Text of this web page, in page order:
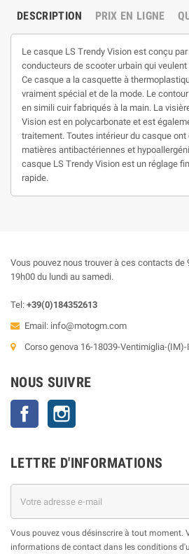
DESCRIPTION PRIX EN LIGNE
Le casque LS Trendy Vision est conçu
conducteurs de scooter urbain qui
Ce casque a la casquette à
vraiment spécial et de la mode. Le
en simili cuir fabriqués à la main. La
Vision est en polycarbonate et est
traitement. Toutes intérieur du casque
matières antibactériennes et
casque LS Trendy Vision est un réglage
rapide.
Vous pouvez nous trouver à ces contacts de
19h00 du lundi au samedi.
Tel: +39(0)184352613
Email: info@motogm.com
Corso genova 16-18039-Ventimiglia-
NOUS SUIVRE
Facebook
LETTRE D'INFORMATIONS
Vous pouvez vous désinscrire à tout moment.
informations de contact dans les conditions